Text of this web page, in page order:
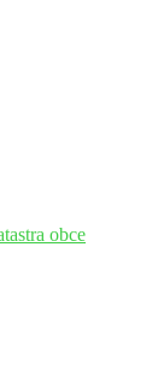
obce